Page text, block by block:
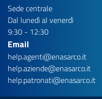
Sede centrale
Dal lunedì al venerdì
9:30 - 12:30
Email
help.agenti@enasarco.it
help.aziende@enasarco.it
help.patronati@enasarco.it